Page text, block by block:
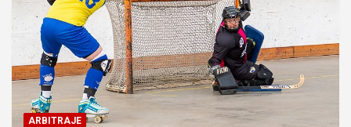
ARBITRAJE